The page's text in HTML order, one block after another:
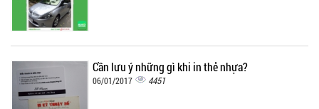
Cần lưu ý những gì khi in thẻ nhựa?
06/01/2017 4451